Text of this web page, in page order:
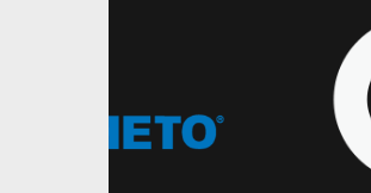
своїм клубам
Українці
підготовку до